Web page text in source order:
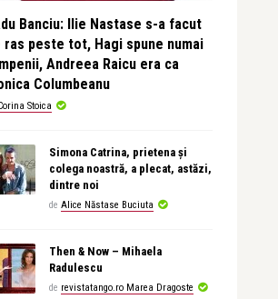
Banciu: Ilie Nastase s-a facut
ras peste tot, Hagi spune numai
Andreea Raicu era ca
Columbeanu
Stoica
Simona Catrina, prietena și
colega noastră, a plecat, astăzi,
dintre noi
de Alice Năstase Buciuta
Then & Now – Mihaela
Radulescu
de revistatango.ro Marea Dragoste